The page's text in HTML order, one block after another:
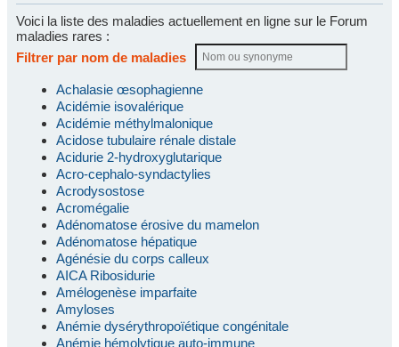
Voici la liste des maladies actuellement en ligne sur le Forum
maladies rares :
Filtrer par nom de maladies
Achalasie œsophagienne
Acidémie isovalérique
Acidémie méthylmalonique
Acidose tubulaire rénale distale
Acidurie 2-hydroxyglutarique
Acro-cephalo-syndactylies
Acrodysostose
Acromégalie
Adénomatose érosive du mamelon
Adénomatose hépatique
Agénésie du corps calleux
AICA Ribosidurie
Amélogenèse imparfaite
Amyloses
Anémie dysérythropoïétique congénitale
Anémie hémolytique auto-immune